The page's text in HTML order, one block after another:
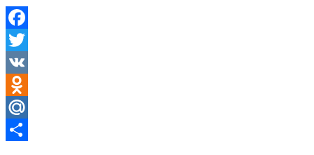
Facebook
Twitter
VK
Odnoklassniki
Mail.Ru